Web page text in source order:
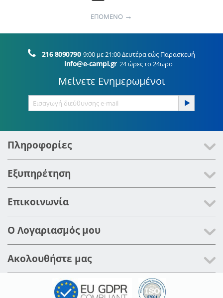
ΕΠΟΜΕΝΟ
216 8090790 9:00 με 21:00 Δευτέρα εώς Παρασκευή
info@e-campi.gr 24 ώρες το 24ωρο
Μείνετε Ενημερωμένοι
Πληροφορίες
Εξυπηρέτηση
Επικοινωνία
Ο Λογαριασμός μου
Ακολουθήστε μας